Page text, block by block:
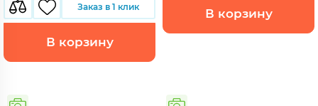
Заказ в 1 клик
В корзину
В корзину